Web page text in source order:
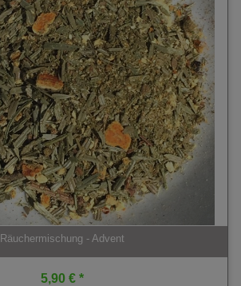
Räuchermischung - Advent
5,90 € *